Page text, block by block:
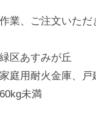
業、ご注文いただ
区あすみが丘
庭用耐火金庫、戸
未満